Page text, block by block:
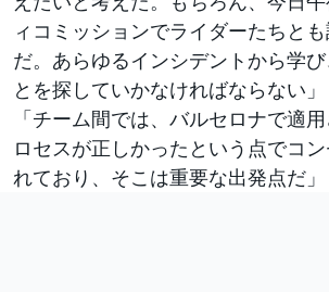
ィコミッションでライダーたちと
だ。あらゆるインシデントから学
とを探していかなければならない」
「チーム間では、バルセロナで適
ロセスが正しかったという点でコ
れており、そこは重要な出発点だ」